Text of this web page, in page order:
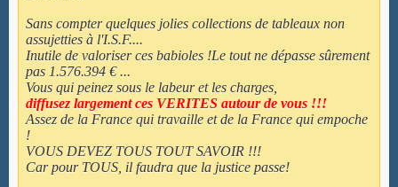
Sans compter quelques jolies collections de tableaux non
assujetties à l'I.S.F....
Inutile de valoriser ces babioles !Le tout ne dépasse sûrement
pas 1.576.394 € ...
Vous qui peinez sous le labeur et les charges,
diffusez largement ces VERITES autour de vous !!!
Assez de la France qui travaille et de la France qui empoche
!
VOUS DEVEZ TOUS TOUT SAVOIR !!!
Car pour TOUS, il faudra que la justice passe!